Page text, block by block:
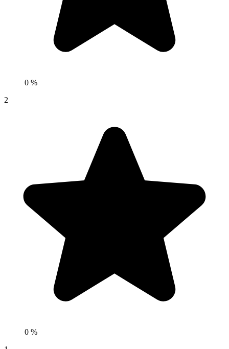
0 %
2
0 %